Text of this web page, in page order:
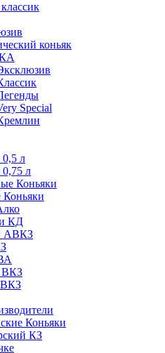
коньяк
Speсial
л
л
Коньяки
КД
АВКЗ
ВКЗ
ВКЗ
Коньяки
КЗ